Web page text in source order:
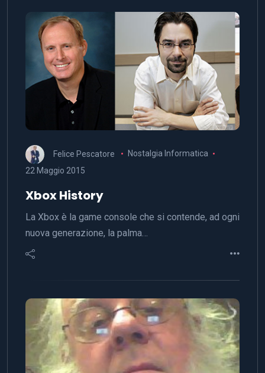
Felice Pescatore
Nostalgia Informatica
22 Maggio 2015
Xbox History
La Xbox è la game console che si contende, ad ogni
nuova generazione, la palma…